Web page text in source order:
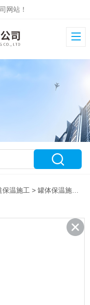
网站！
保温施工 >罐体保温施工